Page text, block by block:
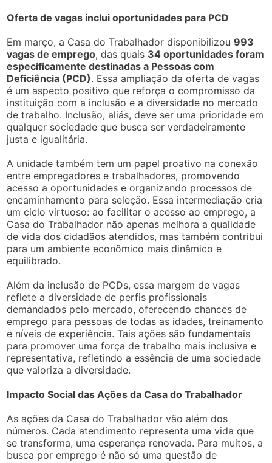
Oferta de vagas inclui oportunidades para PCD
Em março, a Casa do Trabalhador disponibilizou993
vagas de emprego, das quais 34 oportunidades foram
especificamente destinadas a Pessoas com
Deficiência (PCD). Essa ampliação da oferta de vagas
é um aspecto positivo que reforça o compromisso da
instituição com a inclusão e a diversidade no mercado
de trabalho. Inclusão, aliás, deve ser uma prioridade em
qualquer sociedade que busca ser verdadeiramente
justa e igualitária.
A unidade também tem um papel proativo na conexão
entre empregadores e trabalhadores, promovendo
acesso a oportunidades e organizando processos de
encaminhamento para seleção. Essa intermediação cria
um ciclo virtuoso: ao facilitar o acesso ao emprego, a
Casa do Trabalhador não apenas melhora a qualidade
de vida dos cidadãos atendidos, mas também contribui
para um ambiente econômico mais dinâmico e
equilibrado.
Além da inclusão de PCDs, essa margem de vagas
reflete a diversidade de perfis profissionais
demandados pelo mercado, oferecendo chances de
emprego para pessoas de todas as idades, treinamento
e níveis de experiência. Tais ações são fundamentais
para promover uma força de trabalho mais inclusiva e
representativa, refletindo a essência de uma sociedade
que valoriza a diversidade.
Impacto Social das Ações da Casa do Trabalhador
As ações da Casa do Trabalhador vão além dos
números. Cada atendimento representa uma vida que
se transforma, uma esperança renovada. Para muitos, a
busca por emprego é não só uma questão de